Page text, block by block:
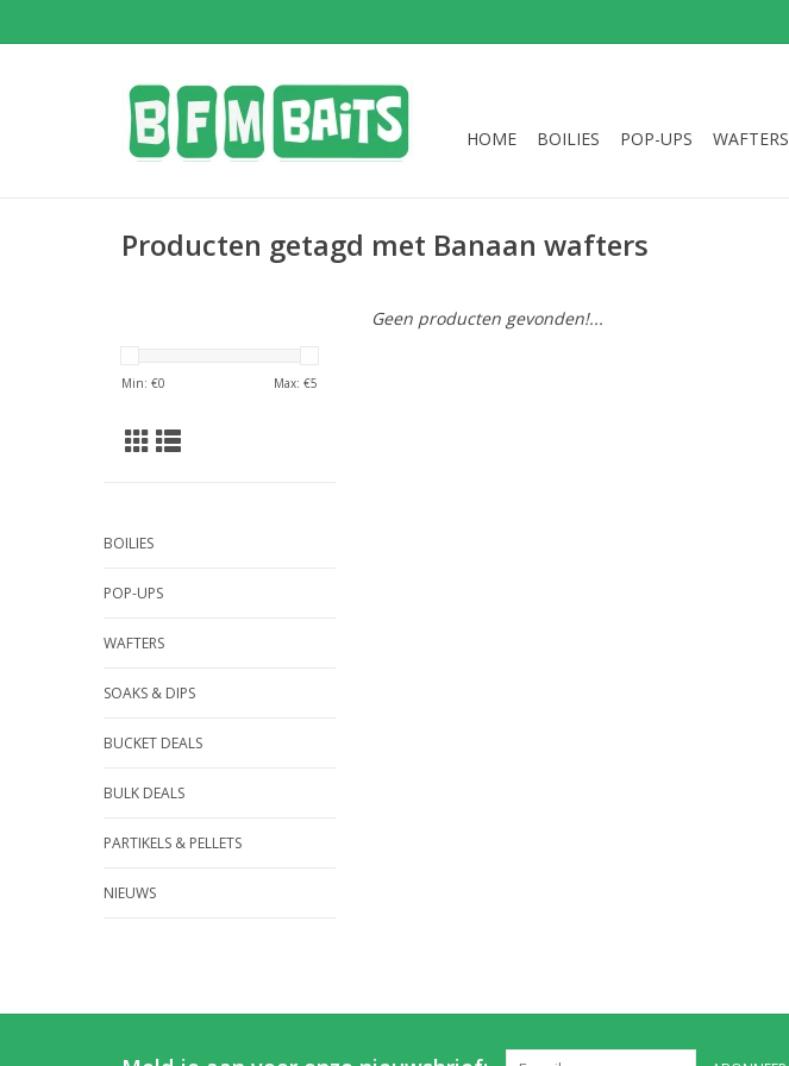
HOME BOILIES POP-UPS WAFTERS
Producten getagd met Banaan wafters
Min: €0 Max: €5
BOILIES
POP-UPS
WAFTERS
SOAKS & DIPS
BUCKET DEALS
BULK DEALS
PARTIKELS & PELLETS
NIEUWS
Geen producten gevonden!...